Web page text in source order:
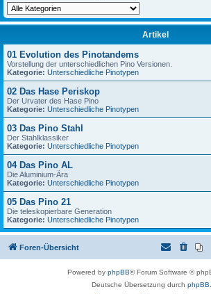
Artikel
01 Evolution des Pinotandems
Vorstellung der unterschiedlichen Pino Versionen.
Kategorie: Unterschiedliche Pinotypen
02 Das Hase Periskop
Der Urvater des Hase Pino
Kategorie: Unterschiedliche Pinotypen
03 Das Pino Stahl
Der Stahlklassiker
Kategorie: Unterschiedliche Pinotypen
04 Das Pino AL
Die Aluminium-Ära
Kategorie: Unterschiedliche Pinotypen
05 Das Pino 21
Die teleskopierbare Generation
Kategorie: Unterschiedliche Pinotypen
Foren-Übersicht
Powered by phpBB® Forum Software ©
Deutsche Übersetzung durch